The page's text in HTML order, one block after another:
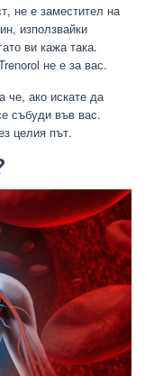
не е заместител на
използвайки
ви кажа така.
не е за вас.
че, ако искате да
събуди във вас.
целия път.